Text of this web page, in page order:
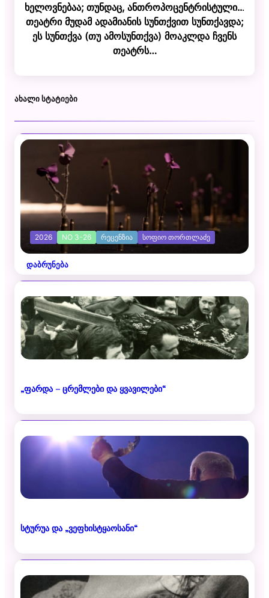
ხელოვნებაა; თუნდაც, ანთროპოცენტრისტული...
თეატრი მუდამ ადამიანის სუნთქვით სუნთქავდა;
ეს სუნთქვა (თუ ამოსუნთქვა) მოაკლდა ჩვენს
თეატრს…
ᲐᲮᲐᲚᲘ ᲡᲢᲐᲢᲘᲔᲑᲘ
2026 NO 3-26 ᲠᲔᲪᲔᲜᲖᲘᲐ ᲡᲝᲤᲘᲝ ᲗᲝᲠᲗᲚᲐᲫᲔ
დაბრუნება
„ფარდა – ცრემლები და ყვავილები“
სტურუა და „ვეფხისტყაოსანი“